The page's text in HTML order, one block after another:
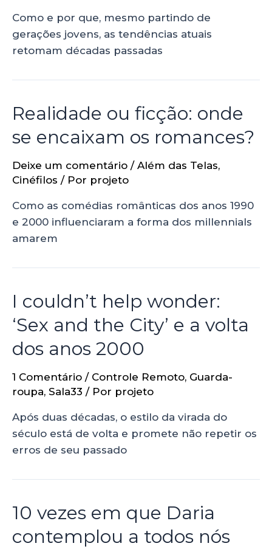
Como e por que, mesmo partindo de
gerações jovens, as tendências atuais
retomam décadas passadas
Realidade ou ficção: onde
se encaixam os romances?
Deixe um comentário / Além das Telas,
Cinéfilos / Por projeto
Como as comédias românticas dos anos 1990
e 2000 influenciaram a forma dos millennials
amarem
I couldn’t help wonder:
‘Sex and the City’ e a volta
dos anos 2000
1 Comentário / Controle Remoto, Guarda-
roupa, Sala33 / Por projeto
Após duas décadas, o estilo da virada do
século está de volta e promete não repetir os
erros de seu passado
10 vezes em que Daria
contemplou a todos nós